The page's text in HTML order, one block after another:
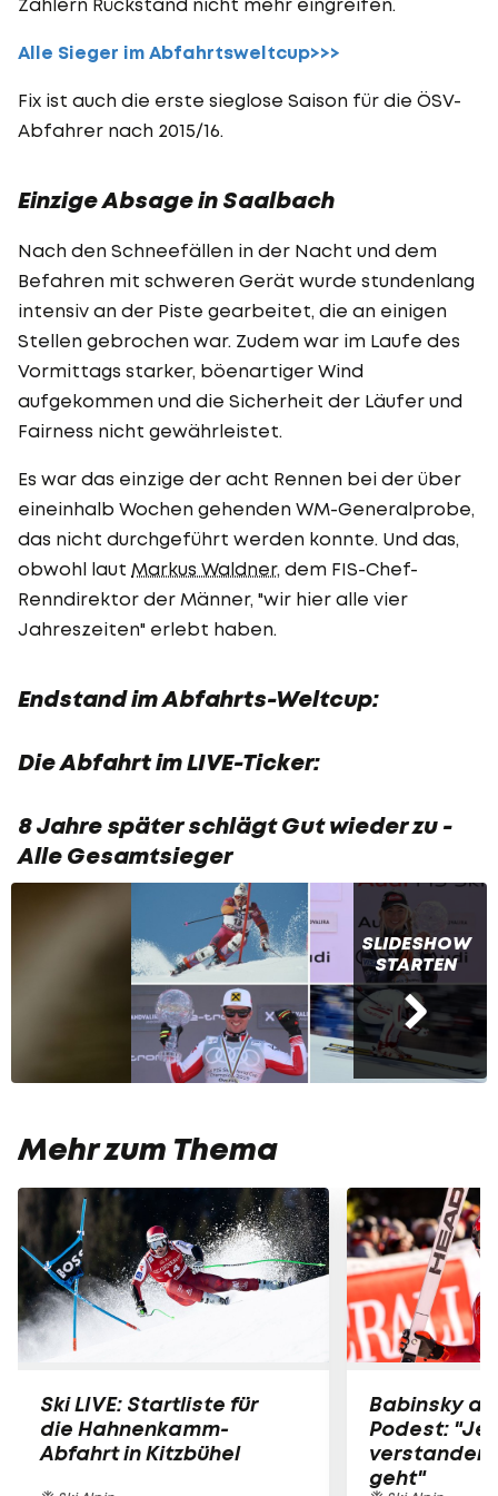
Alle Sieger im Abfahrtsweltcup>>>
Fix ist auch die erste sieglose Saison für die ÖSV-
Abfahrer nach 2015/16.
Einzige Absage in Saalbach
Nach den Schneefällen in der Nacht und dem
Befahren mit schweren Gerät wurde stundenlang
intensiv an der Piste gearbeitet, die an einigen
Stellen gebrochen war. Zudem war im Laufe des
Vormittags starker, böenartiger Wind
aufgekommen und die Sicherheit der Läufer und
Fairness nicht gewährleistet.
Es war das einzige der acht Rennen bei der über
eineinhalb Wochen gehenden WM-Generalprobe,
das nicht durchgeführt werden konnte. Und das,
obwohl laut Markus Waldner, dem FIS-Chef-
Renndirektor der Männer, "wir hier alle vier
Jahreszeiten" erlebt haben.
Endstand im Abfahrts-Weltcup:
Die Abfahrt im LIVE-Ticker:
8 Jahre später schlägt Gut wieder zu -
Alle Gesamtsieger
SLIDESHOW
STARTEN
Mehr zum Thema
Ski LIVE: Startliste für
die Hahnenkamm-
Abfahrt in Kitzbühel
Babinsky
Podest:
verstanden,
geht"